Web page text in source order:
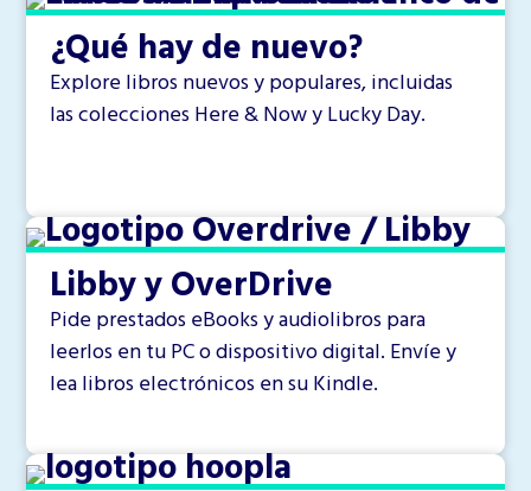
¿Qué hay de nuevo?
Explore libros nuevos y populares, incluidas
las colecciones Here & Now y Lucky Day.
Libby y OverDrive
Pide prestados eBooks y audiolibros para
leerlos en tu PC o dispositivo digital. Envíe y
lea libros electrónicos en su Kindle.